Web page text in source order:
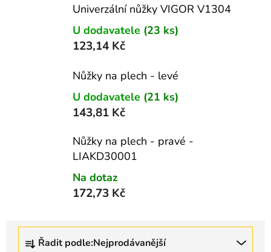
Univerzální nůžky VIGOR V1304
U dodavatele (23 ks)
123,14 Kč
Nůžky na plech - levé
U dodavatele (21 ks)
143,81 Kč
Nůžky na plech - pravé -
LIAKD30001
Na dotaz
172,73 Kč
Řadit podle:Nejprodávanější